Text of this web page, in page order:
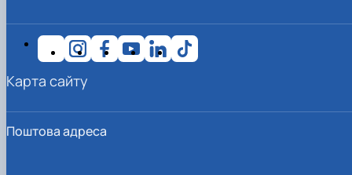
Поштова адреса
Карта сайту